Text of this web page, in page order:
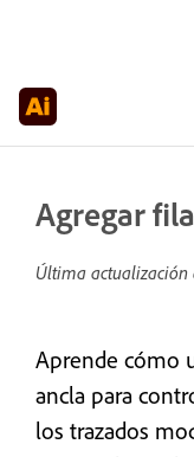
Agregar
Última actualización
Aprende cómo
ancla para
los trazados